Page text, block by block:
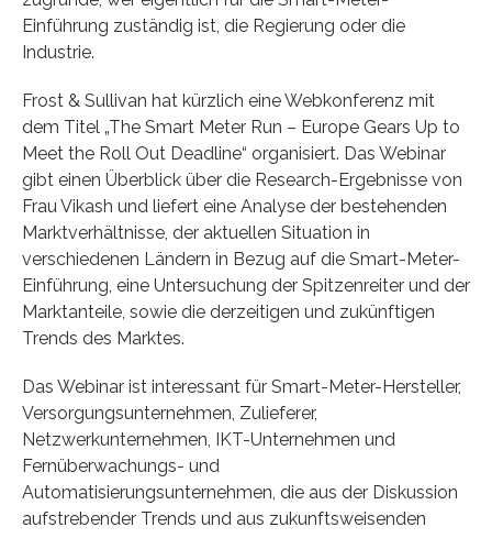
Einführung zuständig ist, die Regierung oder die
Industrie.
Frost & Sullivan hat kürzlich eine Webkonferenz mit
dem Titel „The Smart Meter Run – Europe Gears Up to
Meet the Roll Out Deadline“ organisiert. Das Webinar
gibt einen Überblick über die Research-Ergebnisse von
Frau Vikash und liefert eine Analyse der bestehenden
Marktverhältnisse, der aktuellen Situation in
verschiedenen Ländern in Bezug auf die Smart-Meter-
Einführung, eine Untersuchung der Spitzenreiter und der
Marktanteile, sowie die derzeitigen und zukünftigen
Trends des Marktes.
Das Webinar ist interessant für Smart-Meter-Hersteller,
Versorgungsunternehmen, Zulieferer,
Netzwerkunternehmen, IKT-Unternehmen und
Fernüberwachungs- und
Automatisierungsunternehmen, die aus der Diskussion
aufstrebender Trends und aus zukunftsweisenden